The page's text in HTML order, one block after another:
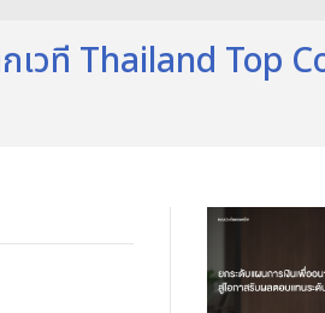
เวที Thailand Top